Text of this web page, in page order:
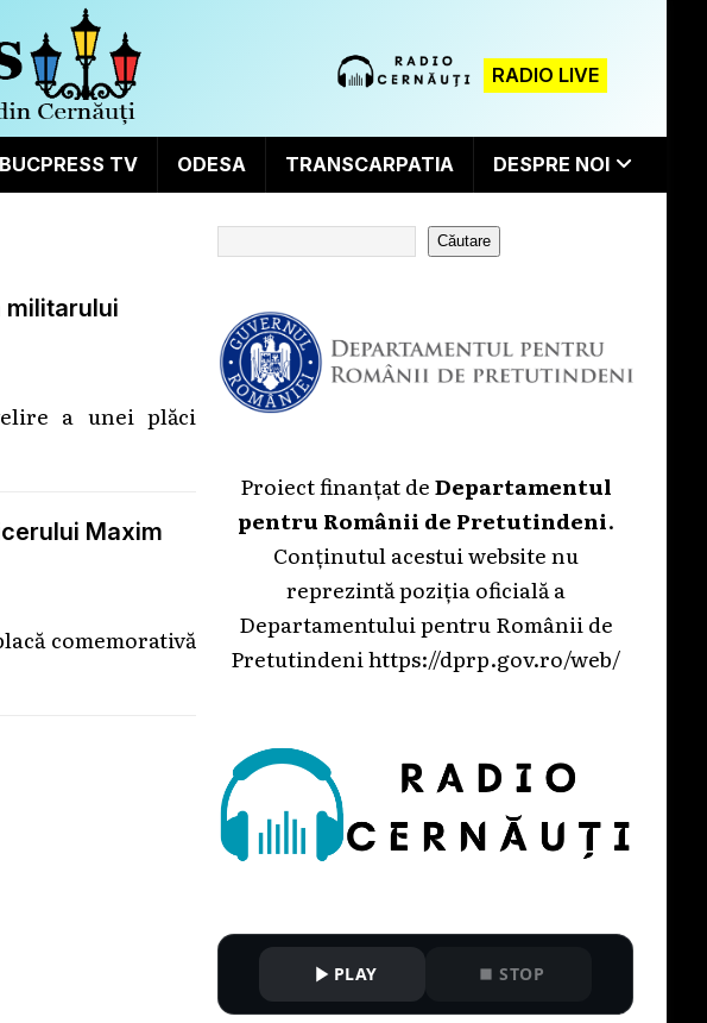
RADIO LIVE
BUCPRESS TV ODESA TRANSCARPATIA DESPRE NOI
militarului
a unei plăci
Maxim
comemorativă
Căutare
Proiect finanțat deDepartamentul
pentru Românii de Pretutindeni.
Conținutul acestui website nu
reprezintă poziția oficială a
Departamentului pentru Românii de
Pretutindenihttps://dprp.gov.ro/web/
PLAY STOP